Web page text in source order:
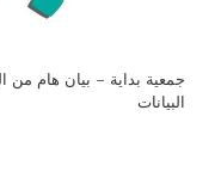
جمعية بداية – بيان هام من
البيانات